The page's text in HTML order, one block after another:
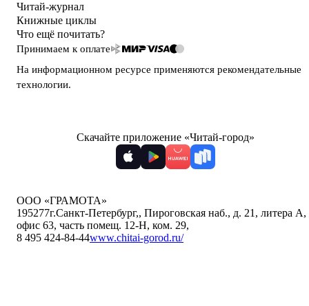
Читай-журнал
Книжные циклы
Что ещё почитать?
Принимаем к оплате
На информационном ресурсе применяются рекомендательные
технологии.
Скачайте приложение «Читай-город»
ООО «ГРАМОТА»
195277г.Санкт-Петербург,, Пироговская наб., д. 21, литера А,
офис 63, часть помещ. 12-Н, ком. 29,
8 495 424-84-44www.chitai-gorod.ru/